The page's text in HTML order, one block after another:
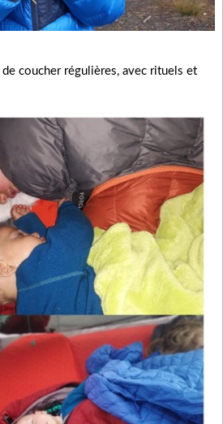
coucher régulières, avec rituels et